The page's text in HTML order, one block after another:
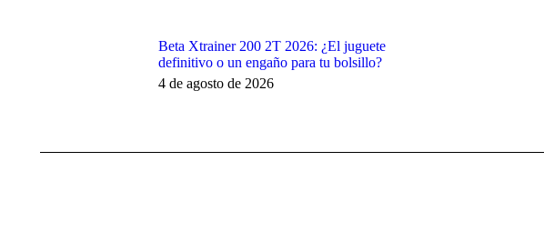
Beta Xtrainer 200 2T 2026: ¿El juguete
definitivo o un engaño para tu bolsillo?
4 de agosto de 2026